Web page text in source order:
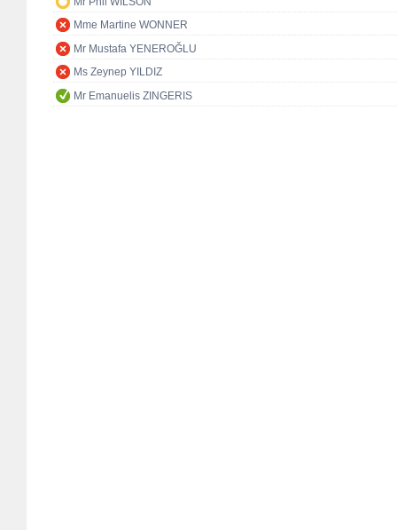
Mme Martine WONNER
Mr Mustafa YENEROĞLU
Ms Zeynep YILDIZ
Mr Emanuelis ZINGERIS